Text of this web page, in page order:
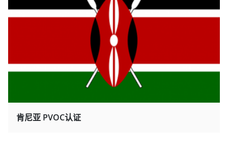
肯尼亚 PVOC认证